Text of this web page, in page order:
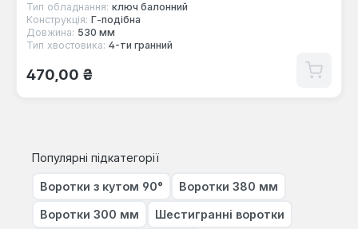
Тип обладнання: ключ балонний
Конструкція: Г-пoдібна
Довжина: 530 мм
Тип хвостовика: 4-ти гранний
Звичайна ціна:
470,00 ₴
Популярні підкатегорії
Воротки з кутом 90° Воротки 380 мм
Воротки 300 мм Шестигранні воротки